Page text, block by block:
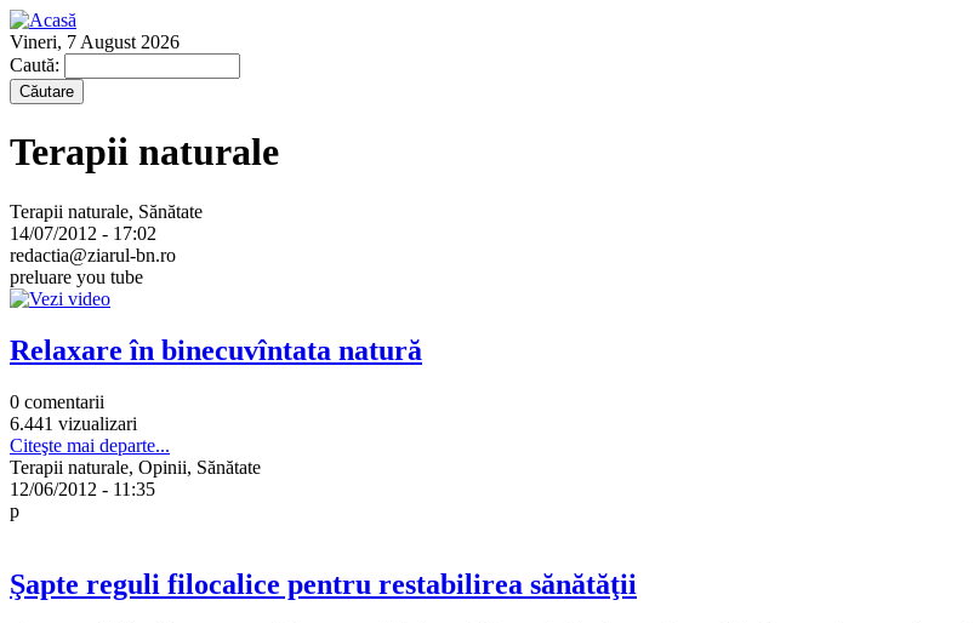
Vineri, 7 August 2026
Caută:
Terapii naturale
Terapii naturale, Sănătate
14/07/2012 - 17:02
redactia@ziarul-bn.ro
preluare you tube
Relaxare în binecuvîntata natură
0 comentarii
6.441 vizualizari
Citeşte mai departe...
Terapii naturale, Opinii, Sănătate
12/06/2012 - 11:35
p
Şapte reguli filocalice pentru restabilirea sănătăţii